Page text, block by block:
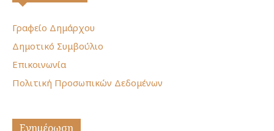
Γραφείο Δημάρχου
Δημοτικό Συμβούλιο
Επικοινωνία
Πολιτική Προσωπικών Δεδομένων
Ενημέρωση